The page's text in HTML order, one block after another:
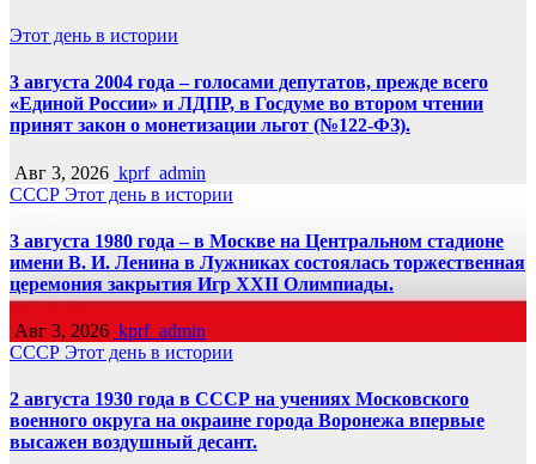
Этот день в истории
3 августа 2004 года – голосами депутатов, прежде всего
«Единой России» и ЛДПР, в Госдуме во втором чтении
принят закон о монетизации льгот (№122-ФЗ).
Авг 3, 2026 kprf_admin
СССР Этот день в истории
3 августа 1980 года – в Москве на Центральном стадионе
имени В. И. Ленина в Лужниках состоялась торжественная
церемония закрытия Игр XXII Олимпиады.
Авг 3, 2026 kprf_admin
СССР Этот день в истории
2 августа 1930 года в СССР на учениях Московского
военного округа на окраине города Воронежа впервые
высажен воздушный десант.